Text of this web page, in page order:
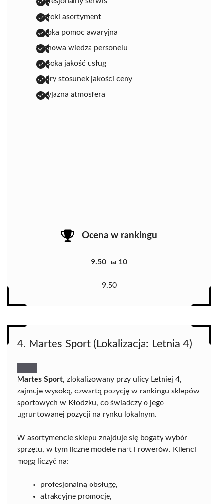
szeroki asortyment
szybka pomoc awaryjna
fachowa wiedza personelu
wysoka jakość usług
dobry stosunek jakości ceny
przyjazna atmosfera
Ocena w rankingu
9.50 na 10
9.50
4. Martes Sport (Lokalizacja: Letnia 4)
Martes Sport, zlokalizowany przy ulicy Letniej 4,
zajmuje wysoką, czwartą pozycję w rankingu sklepów
sportowych w Kłodzku, co świadczy o jego
ugruntowanej pozycji na rynku lokalnym.
W asortymencie sklepu znajduje się bogaty wybór
sprzętu, w tym liczne modele nart i rowerów. Klienci
mogą liczyć na:
profesjonalną obsługę,
atrakcyjne promocje,